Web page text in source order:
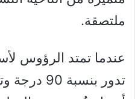
ملتصقة.
عندما تمتد الرؤوس
تدور